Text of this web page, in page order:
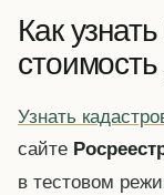
Как
Узнать
сайте
в тестовом